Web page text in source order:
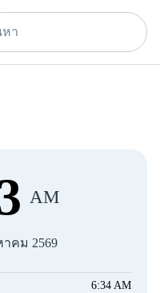
AM
คม 2569
6:34 AM